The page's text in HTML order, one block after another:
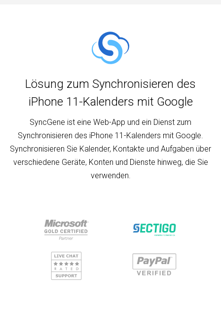
Lösung zum Synchronisieren des
iPhone 11-Kalenders mit Google
SyncGene ist eine Web-App und ein Dienst zum
Synchronisieren des iPhone 11-Kalenders mit Google.
Synchronisieren Sie Kalender, Kontakte und Aufgaben über
verschiedene Geräte, Konten und Dienste hinweg, die Sie
verwenden.